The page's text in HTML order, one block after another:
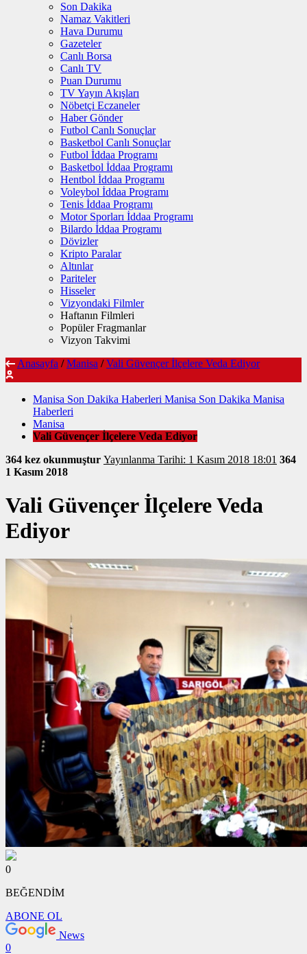
Son Dakika
Namaz Vakitleri
Hava Durumu
Gazeteler
Canlı Borsa
Canlı TV
Puan Durumu
TV Yayın Akışları
Nöbetçi Eczaneler
Haber Gönder
Futbol Canlı Sonuçlar
Basketbol Canlı Sonuçlar
Futbol İddaa Programı
Basketbol İddaa Programı
Hentbol İddaa Programı
Voleybol İddaa Programı
Tenis İddaa Programı
Motor Sporları İddaa Programı
Bilardo İddaa Programı
Dövizler
Kripto Paralar
Altınlar
Pariteler
Hisseler
Vizyondaki Filmler
Haftanın Filmleri
Popüler Fragmanlar
Vizyon Takvimi
Anasayfa / Manisa / Vali Güvençer İlçelere Veda Ediyor
Manisa Son Dakika Haberleri Manisa Son Dakika Manisa
Haberleri
Manisa
Vali Güvençer İlçelere Veda Ediyor
364 kez okunmuştur Yayınlanma Tarihi: 1 Kasım 2018 18:01 364
1 Kasım 2018
Vali Güvençer İlçelere Veda
Ediyor
0
BEĞENDİM
ABONE OL
News
0